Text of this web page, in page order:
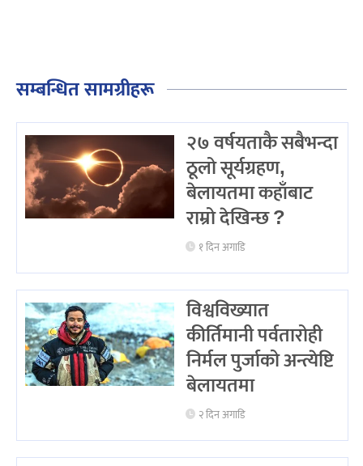
सम्बन्धित सामग्रीहरू
२७ वर्षयताकै सबैभन्दा
ठूलो सूर्यग्रहण,
बेलायतमा कहाँबाट
राम्रो देखिन्छ ?
१ दिन अगाडि
विश्वविख्यात
कीर्तिमानी पर्वतारोही
निर्मल पुर्जाको अन्त्येष्टि
बेलायतमा
२ दिन अगाडि